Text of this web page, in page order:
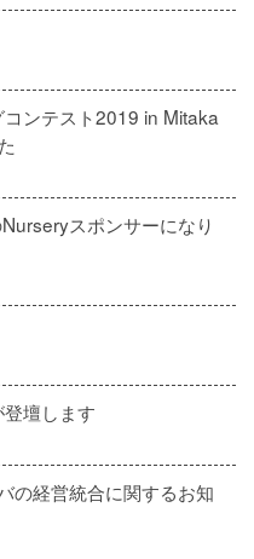
ンテスト2019 in Mitaka
スポンサーになり
壇します
の経営統合に関するお知